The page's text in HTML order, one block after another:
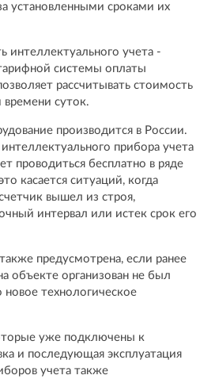
установленными сроками их
интеллектуального учета -
системы оплаты
рассчитывать стоимость
времени суток.
производится в России.
прибора учета
проводиться бесплатно в ряде
касается ситуаций, когда
вышел из строя,
интервал или истек срок его
предусмотрена, если ранее
объекте организован не был
технологическое
уже подключены к
и последующая эксплуатация
учета также